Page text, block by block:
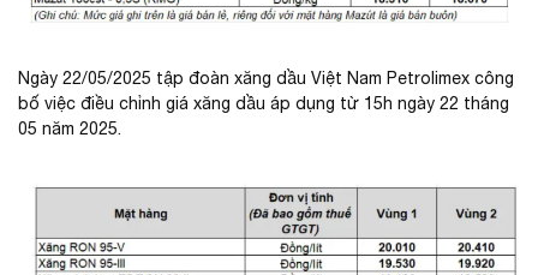
Ngày 22/05/2025 tập đoàn xăng dầu Việt Nam Petrolimex công
bố việc điều chỉnh giá xăng dầu áp dụng từ 15h ngày 22 tháng
05 năm 2025.